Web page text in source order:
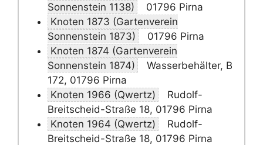
Sonnenstein 1138)
01796 Pirna
Knoten 1873 (Gartenverein
Sonnenstein 1873)
01796 Pirna
Knoten 1874 (Gartenverein
Sonnenstein 1874)
Wasserbehälter, B
172, 01796 Pirna
Knoten 1966 (Qwertz)
Rudolf-
Breitscheid-Straße 18, 01796 Pirna
Knoten 1964 (Qwertz)
Rudolf-
Breitscheid-Straße 18, 01796 Pirna